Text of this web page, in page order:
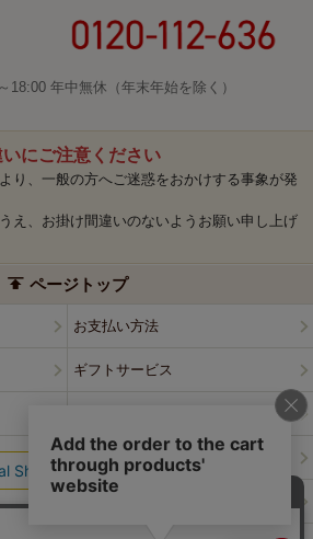
18:00 年中無休（年末年始を除く）
にご注意ください
り、一般の方へご迷惑をおかけする事象が発
え、お掛け間違いのないようお願い申し上げ
ページトップ
お支払い方法
ギフトサービス
特定商取引法に基づく表記